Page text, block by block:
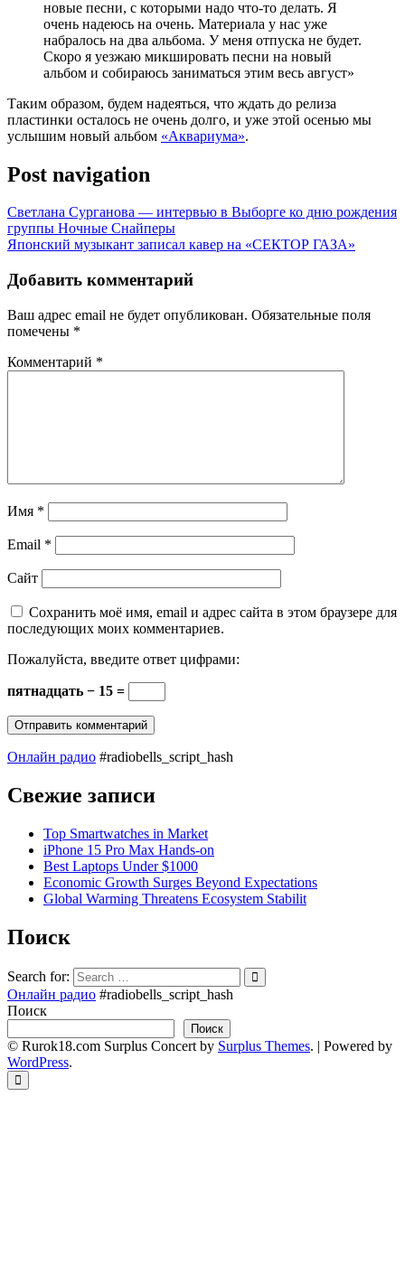
новые песни, с которыми надо что-то делать. Я
очень надеюсь на очень. Материала у нас уже
набралось на два альбома. У меня отпуска не будет.
Скоро я уезжаю микшировать песни на новый
альбом и собираюсь заниматься этим весь август»
Таким образом, будем надеяться, что ждать до релиза
пластинки осталось не очень долго, и уже этой осенью мы
услышим новый альбом «Аквариума».
Post navigation
Светлана Сурганова — интервью в Выборге ко дню рождения
группы Ночные Снайперы
Японский музыкант записал кавер на «СЕКТОР ГАЗА»
Добавить комментарий
Ваш адрес email не будет опубликован. Обязательные поля
помечены *
Комментарий *
Имя *
Email *
Сайт
Сохранить моё имя, email и адрес сайта в этом браузере для
последующих моих комментариев.
Пожалуйста, введите ответ цифрами:
пятнадцать − 15 =
Онлайн радио #radiobells_script_hash
Свежие записи
Top Smartwatches in Market
iPhone 15 Pro Max Hands-on
Best Laptops Under $1000
Economic Growth Surges Beyond Expectations
Global Warming Threatens Ecosystem Stabilit
Поиск
Search for:
Онлайн радио #radiobells_script_hash
Поиск
Поиск
© Rurok18.com Surplus Concert by Surplus Themes. | Powered by
WordPress.